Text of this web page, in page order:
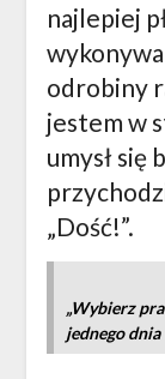
najlepiej
odrobiny
jestem w
umysł się
„Dość!”.
„Wybierz
jednego